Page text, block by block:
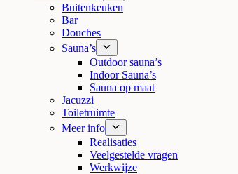
Buitenkeuken
Bar
Douches
Sauna’s
Outdoor sauna’s
Indoor Sauna’s
Sauna op maat
Jacuzzi
Toiletruimte
Meer info
Realisaties
Veelgestelde vragen
Werkwijze